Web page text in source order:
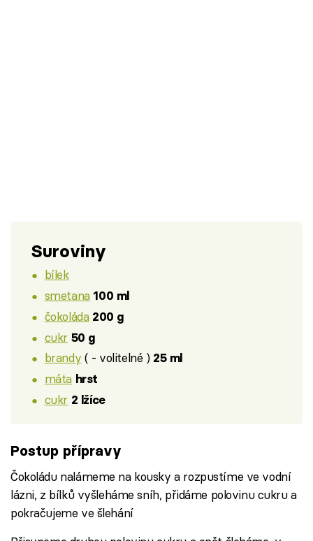
Suroviny
bílek
smetana 100 ml
čokoláda 200 g
cukr 50 g
brandy ( - volitelné ) 25 ml
máta hrst
cukr 2 lžíce
Postup přípravy
Čokoládu nalámeme na kousky a rozpustíme ve vodní
lázni, z bílků vyšleháme sníh, přidáme polovinu cukru a
pokračujeme ve šlehání